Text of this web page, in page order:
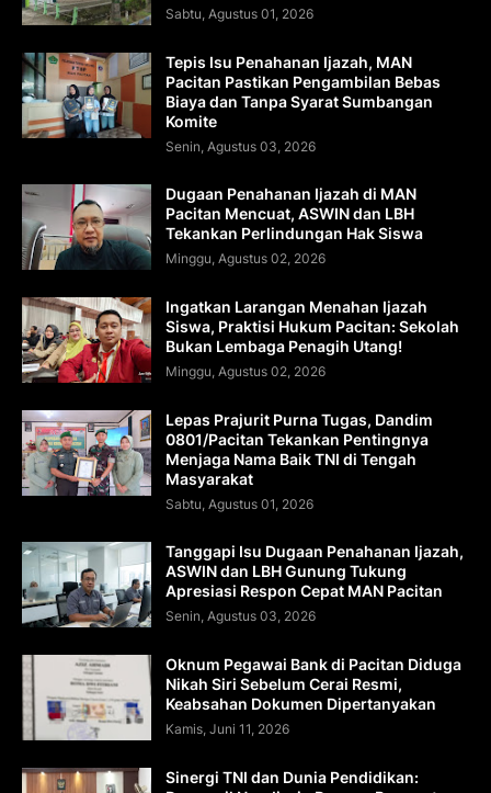
Sabtu, Agustus 01, 2026
Tepis Isu Penahanan Ijazah, MAN
Pacitan Pastikan Pengambilan Bebas
Biaya dan Tanpa Syarat Sumbangan
Komite
Senin, Agustus 03, 2026
Dugaan Penahanan Ijazah di MAN
Pacitan Mencuat, ASWIN dan LBH
Tekankan Perlindungan Hak Siswa
Minggu, Agustus 02, 2026
Ingatkan Larangan Menahan Ijazah
Siswa, Praktisi Hukum Pacitan: Sekolah
Bukan Lembaga Penagih Utang!
Minggu, Agustus 02, 2026
Lepas Prajurit Purna Tugas, Dandim
0801/Pacitan Tekankan Pentingnya
Menjaga Nama Baik TNI di Tengah
Masyarakat
Sabtu, Agustus 01, 2026
Tanggapi Isu Dugaan Penahanan Ijazah,
ASWIN dan LBH Gunung Tukung
Apresiasi Respon Cepat MAN Pacitan
Senin, Agustus 03, 2026
Oknum Pegawai Bank di Pacitan Diduga
Nikah Siri Sebelum Cerai Resmi,
Keabsahan Dokumen Dipertanyakan
Kamis, Juni 11, 2026
Sinergi TNI dan Dunia Pendidikan: